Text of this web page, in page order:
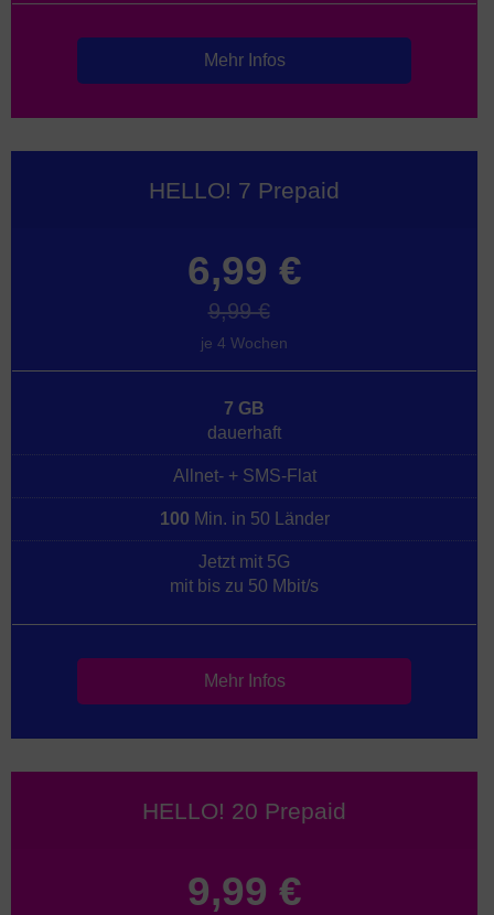
Mehr Infos
HELLO! 7 Prepaid
6,99 €
9,99 €
je 4 Wochen
7 GB
dauerhaft
Allnet- + SMS-Flat
100 Min. in 50 Länder
Jetzt mit 5G
mit bis zu 50 Mbit/s
Mehr Infos
HELLO! 20 Prepaid
9,99 €